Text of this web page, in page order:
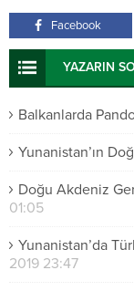
Facebook
YAZARIN
Balkanlarda
Yunanistan’ın
Doğu Akdeniz
01:05
Yunanistan’da
2019 23:47